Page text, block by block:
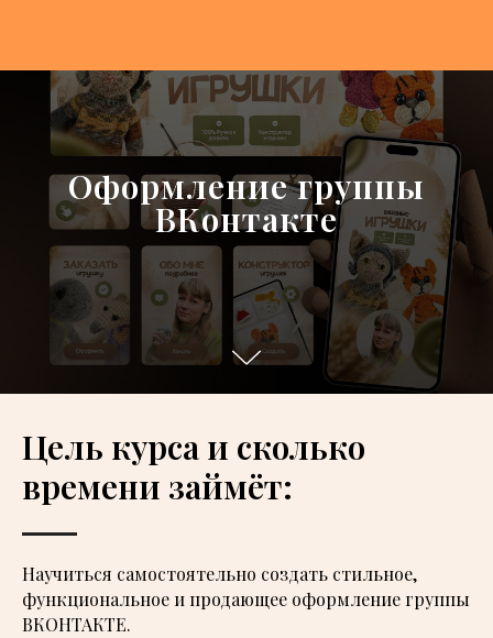
Оформление группы
ВКонтакте
Цель курса и сколько
времени займёт:
Научиться самостоятельно создать стильное,
функциональное и продающее оформление группы
ВКОНТАКТЕ.